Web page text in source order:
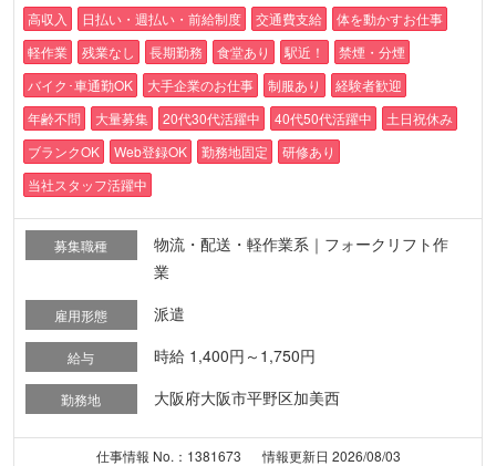
高収入 日払い・週払い・前給制度 交通費支給
体を動かすお仕事
軽作業
残業なし 長期勤務 食堂あり 駅近！
禁煙・分煙
バイク･車通勤OK
大手企業のお仕事 制服あり
経験者歓迎
年齢不問
大量募集 20代30代活躍中 40代50代活躍中
土日祝休み
ブランクOK
Web登録OK 勤務地固定
研修あり
当社スタッフ活躍中
募集職種
物流・配送・軽作業系｜フォークリフト作
業
雇用形態 派遣
給与 時給 1,400円～1,750円
勤務地 大阪府大阪市平野区加美西
仕事情報 No.：1381673
情報更新日 2026/08/03